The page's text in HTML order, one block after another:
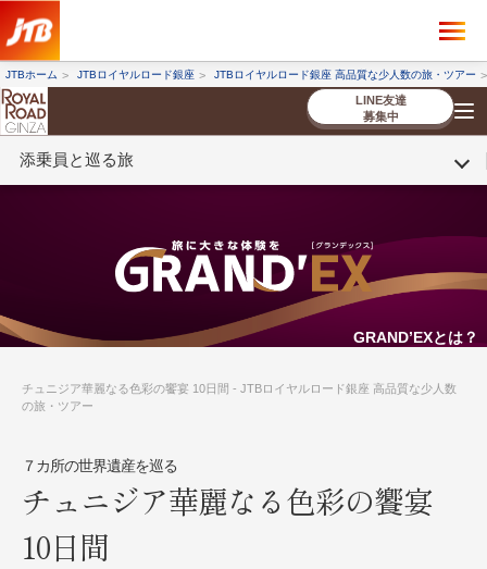
JTBホーム JTBロイヤルロード銀座 JTBロイヤルロード銀座 高品質な少人数の旅・ツアー
LINE友達
募集中
添乗員と巡る旅
の流れ
なさまへ
条件から探す
条件から探す
条件から探す
条件から探す
GRAND’EXとは？
チュニジア華麗なる色彩の饗宴 10日間 - JTBロイヤルロード銀座 高品質な少人数
の旅・ツアー
７カ所の世界遺産を巡る
チュニジア華麗なる色彩の饗宴
10日間
ツアーを探す ×
海外ツアー 国内ツアー